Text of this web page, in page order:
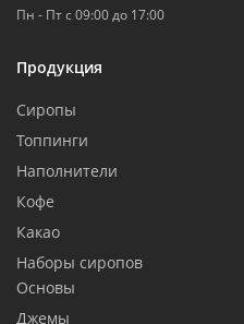
Пн - Пт с 09:00 до 17:00
Продукция
Сиропы
Топпинги
Наполнители
Кофе
Какао
Наборы сиропов
Основы
Джемы